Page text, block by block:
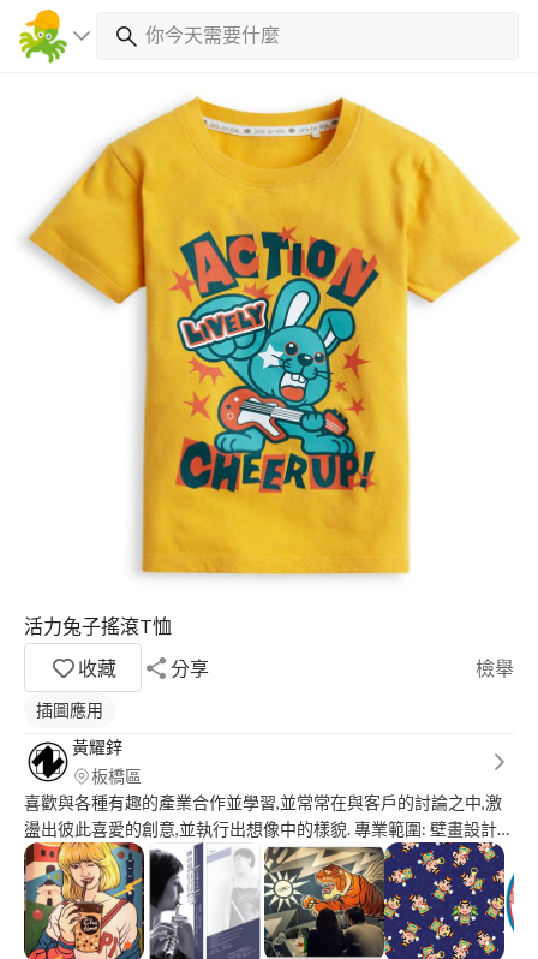
活力兔子搖滾T恤
收藏
分享 檢舉
插圖應用
黃耀鋅
板橋區
喜歡與各種有趣的產業合作並學習,並常常在與客戶的討論之中,激
盪出彼此喜愛的創意,並執行出想像中的樣貌. 專業範圍: 壁畫設計與
施工、公司LOGO與名片相關設計、圖案插畫設計、卡通造型角色
設計、運動鞋類設計與規劃、展覽佈置